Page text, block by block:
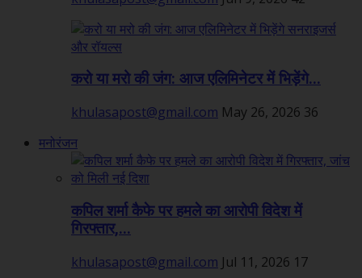
करो या मरो की जंग: आज एलिमिनेटर में भिड़ेंगे...
khulasapost@gmail.com May 26, 2026 36
मनोरंजन
कपिल शर्मा कैफे पर हमले का आरोपी विदेश में
गिरफ्तार,...
khulasapost@gmail.com Jul 11, 2026 17